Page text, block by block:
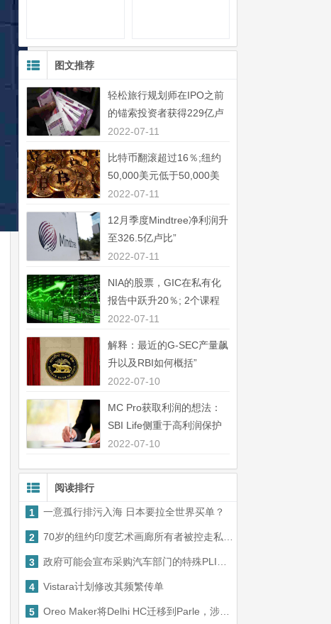
图文推荐
轻松旅行规划师在IPO之前
的锚索投资者获得229亿卢
比”
2022-07-11
比特币翻滚超过16％;纽约
50,000美元低于50,000美
元”
2022-07-11
12月季度Mindtree净利润升
至326.5亿卢比”
2022-07-11
NIA的股票，GIC在私有化
报告中跃升20％; 2个课程
中44％”
2022-07-11
解释：最近的G-SEC产量飙
升以及RBI如何概括”
2022-07-10
MC Pro获取利润的想法：
SBI Life侧重于高利润保护
业务”
2022-07-10
阅读排行
1 一意孤行排污入海 日本要拉全世界买单？
2 70岁的纽约印度艺术画廊所有者被控走私了1.43亿美元的古物
3 政府可能会宣布采购汽车部门的特殊PLI福利
4 Vistara计划修改其频繁传单
5 Oreo Maker将Delhi HC迁移到Parle，涉及专利侵权